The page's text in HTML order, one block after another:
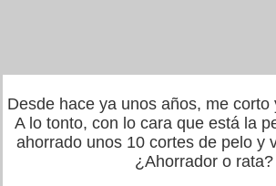
Desde hace ya unos años, me corto
A lo tonto, con lo cara que está la
ahorrado unos 10 cortes de pelo y
¿Ahorrador o rata?